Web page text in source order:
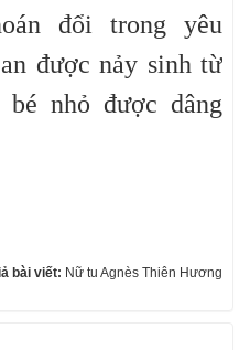
đổi trong yêu
được nảy sinh từ
nhỏ được dâng
bài viết: Nữ tu Agnès Thiên Hương